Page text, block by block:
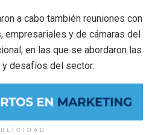
a cabo también reuniones con
y de cámaras del
en las que se abordaron las
desafíos del sector.